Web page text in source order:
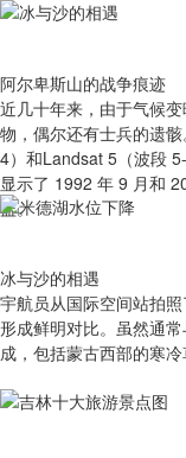
阿尔卑斯山的战争痕迹
近几十年来，由于气候
物，偶尔还有士兵的遗
4）和Landsat 5（波段
显示了 1992 年 9 月和
盖。
冰与沙的相遇
宇航员从国际空间站拍
形成鲜明对比。虽然通
成，包括蒙古西部的寒冷